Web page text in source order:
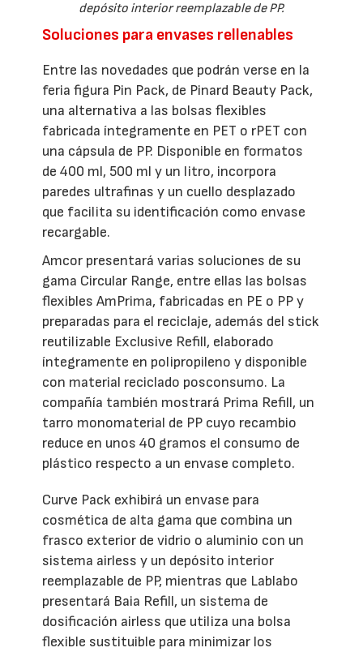
depósito interior reemplazable de PP.
Soluciones para envases rellenables
Entre las novedades que podrán verse en la
feria figura Pin Pack, de Pinard Beauty Pack,
una alternativa a las bolsas flexibles
fabricada íntegramente en PET o rPET con
una cápsula de PP. Disponible en formatos
de 400 ml, 500 ml y un litro, incorpora
paredes ultrafinas y un cuello desplazado
que facilita su identificación como envase
recargable.
Amcor presentará varias soluciones de su
gama Circular Range, entre ellas las bolsas
flexibles AmPrima, fabricadas en PE o PP y
preparadas para el reciclaje, además del stick
reutilizable Exclusive Refill, elaborado
íntegramente en polipropileno y disponible
con material reciclado posconsumo. La
compañía también mostrará Prima Refill, un
tarro monomaterial de PP cuyo recambio
reduce en unos 40 gramos el consumo de
plástico respecto a un envase completo.
Curve Pack exhibirá un envase para
cosmética de alta gama que combina un
frasco exterior de vidrio o aluminio con un
sistema airless y un depósito interior
reemplazable de PP, mientras que Lablabo
presentará Baia Refill, un sistema de
dosificación airless que utiliza una bolsa
flexible sustituible para minimizar los